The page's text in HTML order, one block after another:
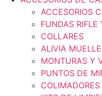
ACCESORIOS
FUNDAS RIFLE
COLLARES
ALIVIA
MONTURAS Y
PUNTOS DE
COLIMADORES